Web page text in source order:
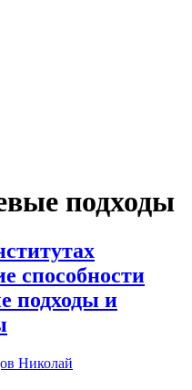
подходы
способности
подходы и
Николай